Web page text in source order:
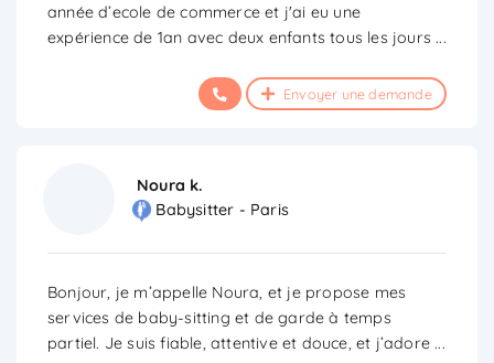
année d’ecole de commerce et j'ai eu une
expérience de 1an avec deux enfants tous les jours ...
Envoyer une demande
Noura k.
Babysitter - Paris
Bonjour, je m’appelle Noura, et je propose mes
services de baby-sitting et de garde à temps
partiel. Je suis fiable, attentive et douce, et j’adore ...